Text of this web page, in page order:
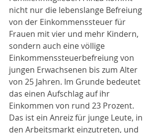
nicht nur die lebenslange Befreiung
von der Einkommenssteuer für
Frauen mit vier und mehr Kindern,
sondern auch eine völlige
Einkommenssteuerbefreiung von
jungen Erwachsenen bis zum Alter
von 25 Jahren. Im Grunde bedeutet
das einen Aufschlag auf ihr
Einkommen von rund 23 Prozent.
Das ist ein Anreiz für junge Leute, in
den Arbeitsmarkt einzutreten, und